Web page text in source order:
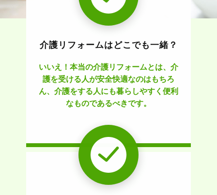
介護リフォームはどこでも一緒？
いいえ！本当の介護リフォームとは、介
護を受ける人が安全快適なのはもちろ
ん、介護をする人にも暮らしやすく便利
なものであるべきです。